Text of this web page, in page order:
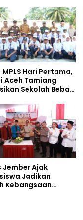
Pelajar MPLS
MPLS Hari Pertama,
Aceh Tamiang
Sekolah Bebas
Jember Ajak
Jadikan
Kebangsaan